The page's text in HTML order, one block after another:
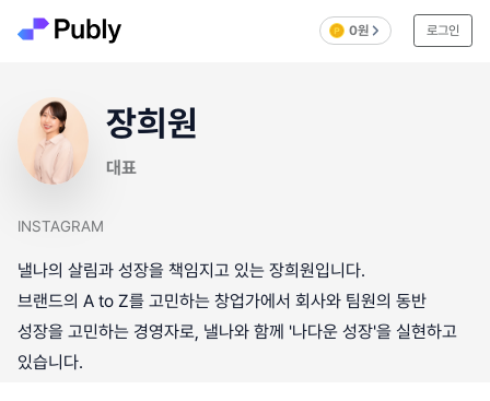
0원 로그인
장희원
대표
INSTAGRAM
낼나의 살림과 성장을 책임지고 있는 장희원입니다.
브랜드의 A to Z를 고민하는 창업가에서 회사와 팀원의 동반
성장을 고민하는 경영자로, 낼나와 함께 '나다운 성장'을 실현하고
있습니다.